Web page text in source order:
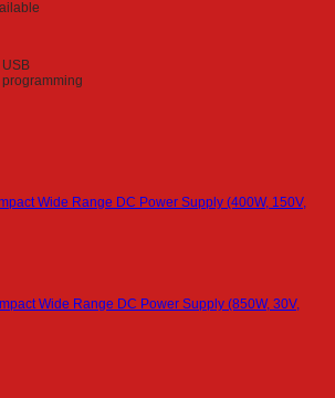
USB
Wide Range DC Power Supply (400W, 150V,
Wide Range DC Power Supply (850W, 30V,